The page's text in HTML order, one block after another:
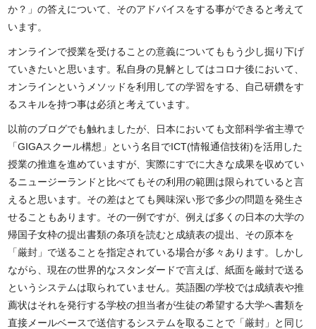
か？」の答えについて、そのアドバイスをする事ができると考えて
います。
オンラインで授業を受けることの意義についてももう少し掘り下げ
ていきたいと思います。私自身の見解としてはコロナ後において、
オンラインというメソッドを利用しての学習をする、自己研鑽をす
るスキルを持つ事は必須と考えています。
以前のブログでも触れましたが、日本においても文部科学省主導で
「GIGAスクール構想」という名目でICT(情報通信技術)を活用した
授業の推進を進めていますが、実際にすでに大きな成果を収めてい
るニュージーランドと比べてもその利用の範囲は限られていると言
えると思います。その差はとても興味深い形で多少の問題を発生さ
せることもあります。その一例ですが、例えば多くの日本の大学の
帰国子女枠の提出書類の条項を読むと成績表の提出、その原本を
「厳封」で送ることを指定されている場合が多々あります。しかし
ながら、現在の世界的なスタンダードで言えば、紙面を厳封で送る
というシステムは取られていません。英語圏の学校では成績表や推
薦状はそれを発行する学校の担当者が生徒の希望する大学へ書類を
直接メールベースで送信するシステムを取ることで「厳封」と同じ